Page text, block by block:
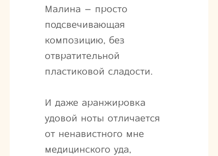
Малина – просто
подсвечивающая
композицию, без
отвратительной
пластиковой сладости.
И даже аранжировка
удовой ноты отличается
от ненавистного мне
медицинского уда,